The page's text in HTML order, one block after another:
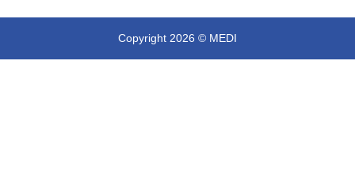
Copyright 2026 © MEDI